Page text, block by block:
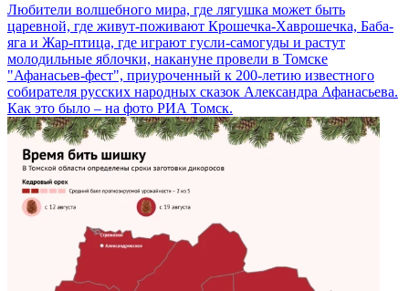
Любители волшебного мира, где лягушка может быть
царевной, где живут-поживают Крошечка-Хаврошечка, Баба-
яга и Жар-птица, где играют гусли-самогуды и растут
молодильные яблочки, накануне провели в Томске
"Афанасьев-фест", приуроченный к 200-летию известного
собирателя русских народных сказок Александра Афанасьева.
Как это было – на фото РИА Томск.